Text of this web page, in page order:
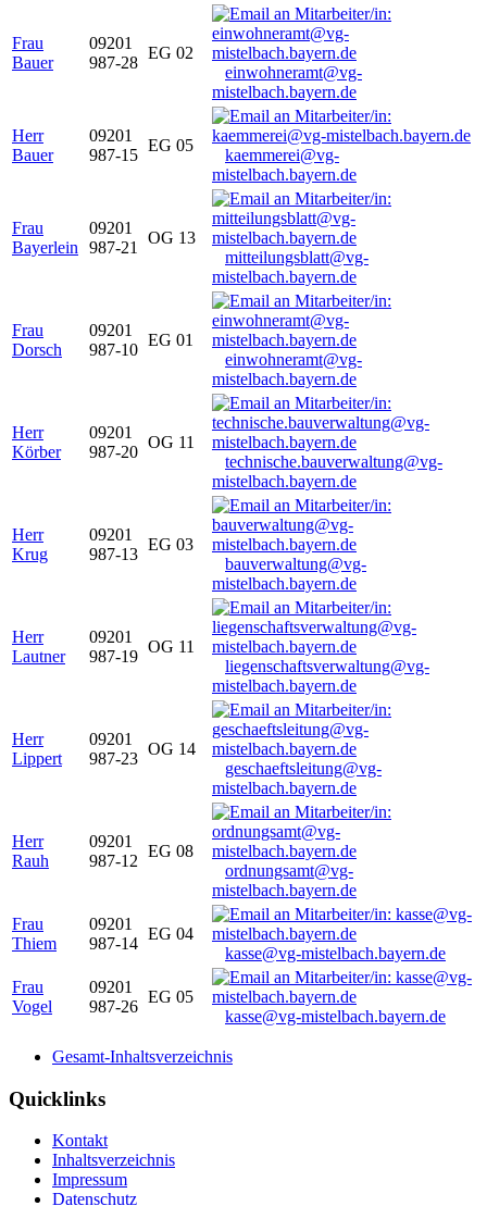
Frau
Bauer
09201
987-28
EG 02
einwohneramt@vg-
mistelbach.bayern.de
Herr
Bauer
09201
987-15
EG 05
kaemmerei@vg-
mistelbach.bayern.de
Frau
Bayerlein
09201
987-21
OG 13
mitteilungsblatt@vg-
mistelbach.bayern.de
Frau
Dorsch
09201
987-10
EG 01
einwohneramt@vg-
mistelbach.bayern.de
Herr
Körber
09201
987-20
OG 11
technische.bauverwaltung@vg-
mistelbach.bayern.de
Herr
Krug
09201
987-13
EG 03
bauverwaltung@vg-
mistelbach.bayern.de
Herr
Lautner
09201
987-19
OG 11
liegenschaftsverwaltung@vg-
mistelbach.bayern.de
Herr
Lippert
09201
987-23
OG 14
geschaeftsleitung@vg-
mistelbach.bayern.de
Herr
Rauh
09201
987-12
EG 08
ordnungsamt@vg-
mistelbach.bayern.de
Frau
Thiem
09201
987-14
EG 04
kasse@vg-mistelbach.bayern.de
Frau
Vogel
09201
987-26
EG 05
kasse@vg-mistelbach.bayern.de
Gesamt-Inhaltsverzeichnis
Quicklinks
Kontakt
Inhaltsverzeichnis
Impressum
Datenschutz